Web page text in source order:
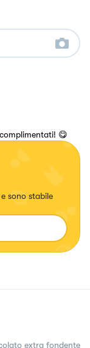
😋
sono stabile
extra fondente